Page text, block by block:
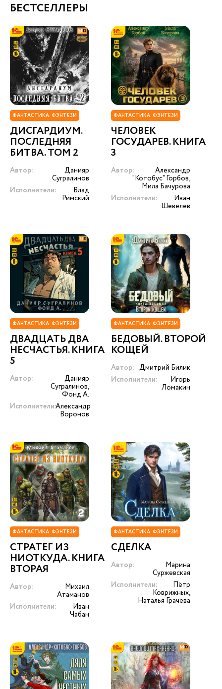
БЕСТСЕЛЛЕРЫ
ФАНТАСТИКА. ФЭНТЕЗИ
ДИСГАРДИУМ.
ПОСЛЕДНЯЯ
БИТВА. ТОМ 2
Автор:
Данияр
Сугралинов
Исполнители:
Влад
Римский
ФАНТАСТИКА. ФЭНТЕЗИ
ЧЕЛОВЕК
ГОСУДАРЕВ. КНИГА
3
Автор:
Александр
"Котобус" Горбов,
Мила Бачурова
Исполнители:
Иван
Шевелев
ФАНТАСТИКА. ФЭНТЕЗИ
ДВАДЦАТЬ ДВА
НЕСЧАСТЬЯ. КНИГА
5
Автор:
Данияр
Сугралинов,
Фонд А.
Исполнители:Александр
Воронов
ФАНТАСТИКА. ФЭНТЕЗИ
БЕДОВЫЙ. ВТОРОЙ
КОЩЕЙ
Автор: Дмитрий Билик
Исполнители:
Игорь
Ломакин
ФАНТАСТИКА. ФЭНТЕЗИ
СТРАТЕГ ИЗ
НИОТКУДА. КНИГА
ВТОРАЯ
Автор:
Михаил
Атаманов
Исполнители:
Иван
Чабан
ФАНТАСТИКА. ФЭНТЕЗИ
СДЕЛКА
Автор:
Марина
Суржевская
Исполнители:
Пётр
Коврижных,
Наталья Грачёва